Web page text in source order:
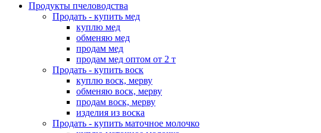
Продукты пчеловодства
Продать - купить мед
куплю мед
обменяю мед
продам мед
продам мед оптом от 2 т
Продать - купить воск
куплю воск, мерву
обменяю воск, мерву
продам воск, мерву
изделия из воска
Продать - купить маточное молочко